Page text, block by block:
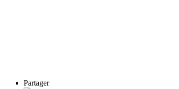
Partager